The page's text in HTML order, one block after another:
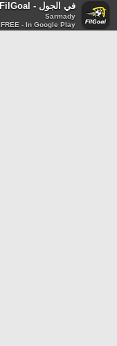
في الجول - FilGoal
Sarmady
FREE - In Google Play